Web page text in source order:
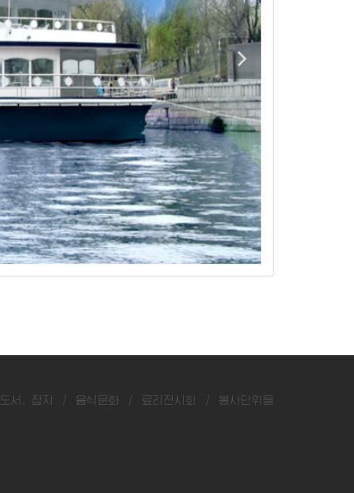
도서, 잡지 / 음식문화 / 료리전시회 / 봉사단위들